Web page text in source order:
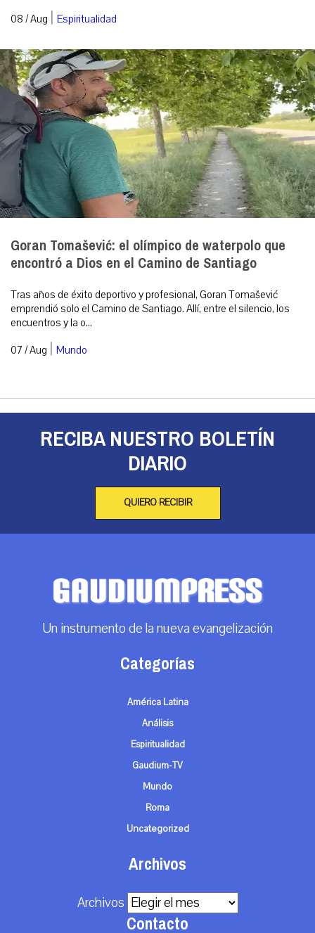
08 / Aug | Espiritualidad
Goran Tomašević: el olímpico de waterpolo que
encontró a Dios en el Camino de Santiago
Tras años de éxito deportivo y profesional, Goran Tomašević
emprendió solo el Camino de Santiago. Allí, entre el silencio, los
encuentros y la o...
07 / Aug | Mundo
RECIBA NUESTRO BOLETÍN
DIARIO
QUIERO RECIBIR
Un instrumento de la nueva evangelización
Categorías
América Latina
Análisis
Espiritualidad
Gaudium-TV
Mundo
Roma
Uncategorized
Archivos
Archivos
Contacto